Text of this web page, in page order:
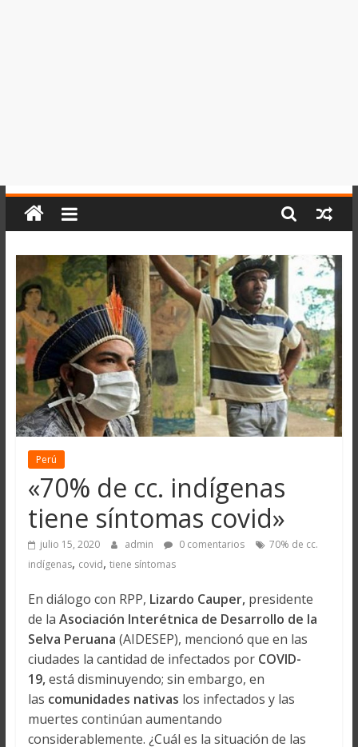
Perú
«70% de cc. indígenas
tiene síntomas covid»
julio 15, 2020 admin 0 comentarios
70% de cc.
indígenas, covid, tiene síntomas
En diálogo con RPP, Lizardo Cauper,presidente
de la Asociación Interétnica de Desarrollo de la
Selva Peruana (AIDESEP), mencionó que en las
ciudades la cantidad de infectados porCOVID-
19,está disminuyendo; sin embargo, en
las comunidades nativas los infectados y las
muertes continúan aumentando
considerablemente. ¿Cuál es la situación de las